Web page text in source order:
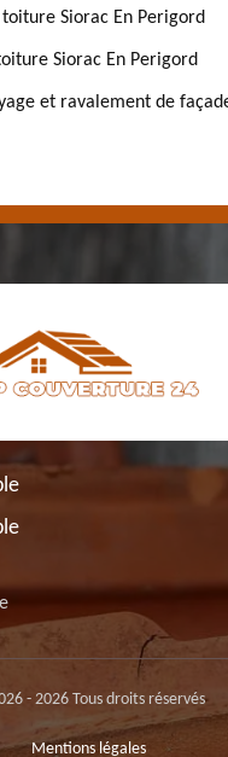
Siorac En Perigord
Siorac En Perigord
et ravalement de
- 2026 Tous droits réservés
Mentions légales